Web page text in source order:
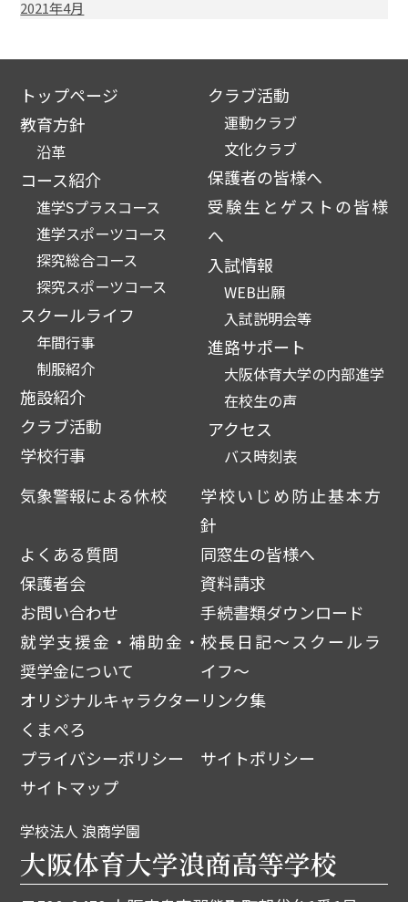
2021年4月
トップページ
教育方針
沿革
コース紹介
進学Sプラスコース
進学スポーツコース
探究総合コース
探究スポーツコース
スクールライフ
年間行事
制服紹介
施設紹介
クラブ活動
学校行事
クラブ活動
運動クラブ
文化クラブ
保護者の皆様へ
受験生とゲストの皆様
へ
入試情報
WEB出願
入試説明会等
進路サポート
大阪体育大学の内部進学
在校生の声
アクセス
バス時刻表
気象警報による休校
学校いじめ防止基本方
針
よくある質問
同窓生の皆様へ
保護者会
資料請求
お問い合わせ
手続書類ダウンロード
就学支援金・補助金・
奨学金について
校長日記～スクールラ
イフ～
オリジナルキャラクター
くまぺろ
リンク集
プライバシーポリシー
サイトポリシー
サイトマップ
学校法人 浪商学園
大阪体育大学浪商高等学校